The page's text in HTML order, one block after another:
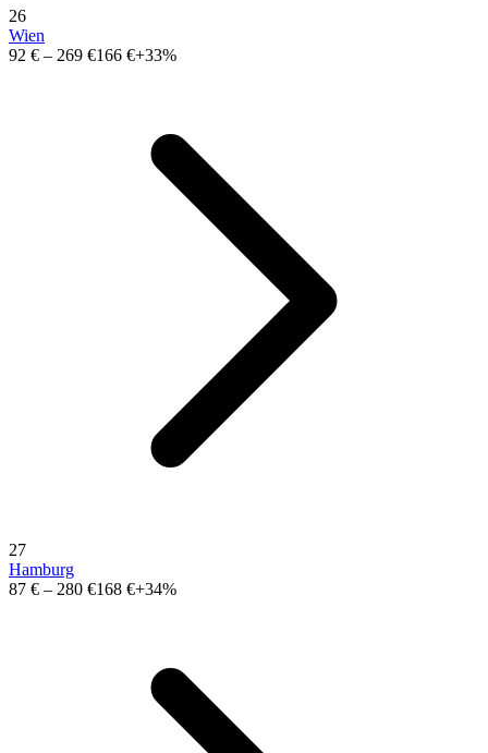
26
Wien
92 € – 269 €166 €+33%
27
Hamburg
87 € – 280 €168 €+34%